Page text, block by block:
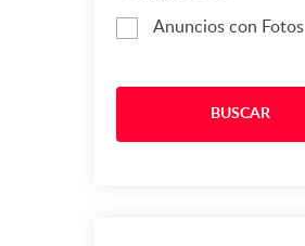
Anuncios con Fotos
BUSCAR